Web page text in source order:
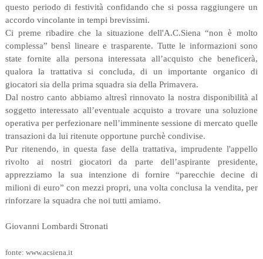
questo periodo di festività confidando che si possa raggiungere un
accordo vincolante in tempi brevissimi.
Ci preme ribadire che la situazione dell'A.C.Siena “non è molto
complessa” bensì lineare e trasparente. Tutte le informazioni sono
state fornite alla persona interessata all’acquisto che beneficerà,
qualora la trattativa si concluda, di un importante organico di
giocatori sia della prima squadra sia della Primavera.
Dal nostro canto abbiamo altresì rinnovato la nostra disponibilità al
soggetto interessato all’eventuale acquisto a trovare una soluzione
operativa per perfezionare nell’imminente sessione di mercato quelle
transazioni da lui ritenute opportune purchè condivise.
Pur ritenendo, in questa fase della trattativa, imprudente l'appello
rivolto ai nostri giocatori da parte dell’aspirante presidente,
apprezziamo la sua intenzione di fornire “parecchie decine di
milioni di euro” con mezzi propri, una volta conclusa la vendita, per
rinforzare la squadra che noi tutti amiamo.
Giovanni Lombardi Stronati
fonte: www.acsiena.it